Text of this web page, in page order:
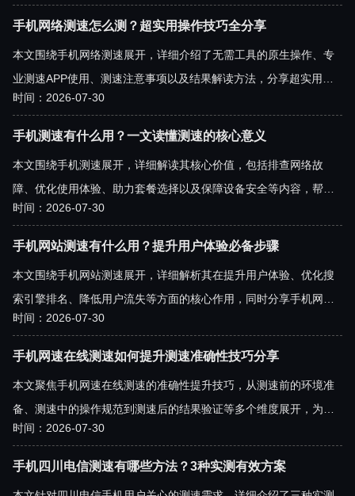
速不达标的排查难题。
手机网络测速怎么测？超实用操作技巧全分享
本文围绕手机网络测速展开，详细介绍了无需工具的原生操作、专
业测速APP使用、测速注意事项以及结果解读方法，分享超实用操
作技巧，帮助用户准确掌握自身手机网络状态，解决网络卡顿、速
率不达标等问题。
时间：2026-07-30
手机测速有什么用？一文读懂测速的核心意义
本文围绕手机测速展开，详细解读其核心价值，包括排查网络故
障、优化使用体验、助力套餐选择以及保障设备安全等内容，帮助
读者全面了解手机测速的实用意义，学会通过手机测速提升日常网
络使用质量。
时间：2026-07-30
手机网站测速有什么用？提升用户体验必备步骤
本文围绕手机网站测速展开，详细解析其在提升用户体验、优化搜
索引擎排名、降低用户流失等方面的核心作用，同时分享手机网站
测速的实用方法、结果解读逻辑及优化落地策略，帮助网站运营者
通过专业的测速操作打造更优质的移动端站点。
时间：2026-07-30
手机网速在线测速如何提升测速准确性技巧分享
本文聚焦手机网速在线测速的准确性提升技巧，从测速前的环境准
备、测速中的操作规范到测速后的结果验证等多个维度展开，为用
户详细讲解如何排除干扰因素，获取精准的手机网速数据，帮助大
家更清晰了解自身网络状态，解决测速不准的困扰。
时间：2026-07-30
手机四川电信测速有哪些方法？3种实测有效方案